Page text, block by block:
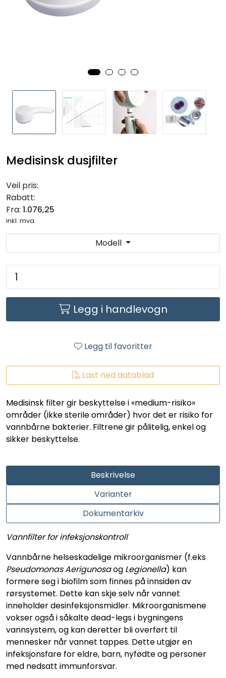
Medisinsk dusjfilter
Veil pris:
Rabatt:
Fra: 1.076,25
inkl. mva.
Modell
Legg i handlevogn
Legg til favoritter
Last ned datablad
Medisinsk filter gir beskyttelse i «medium-risiko»
områder (ikke sterile områder) hvor det er risiko for
vannbårne bakterier. Filtrene gir pålitelig, enkel og
sikker beskyttelse.
Beskrivelse
Varianter
Dokumentarkiv
Vannfilter for infeksjonskontroll
Vannbårne helseskadelige mikroorganismer (f.eks
Pseudomonas Aerigunosaog Legionella) kan
formere seg i biofilm som finnes på innsiden av
rørsystemet. Dette kan skje selv når vannet
inneholder desinfeksjonsmidler. Mikroorganismene
vokser også i såkalte dead-legs i bygningens
vannsystem, og kan deretter bli overført til
mennesker når vannet tappes. Dette utgjør en
infeksjonsfare for eldre, barn, nyfødte og personer
med nedsatt immunforsvar.
RO EDI
HUS OG HYTTE
ANALYSEVERKTØY
VARMEANLEGG
LEGIONELLA
STATISKE MIKSERE
Om oss
Kontakt